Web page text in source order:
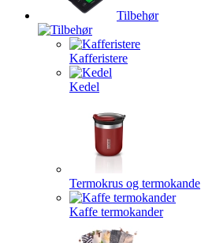
Tilbehør
Kafferistere
Kedel
Termokrus og termokande
Kaffe termokander